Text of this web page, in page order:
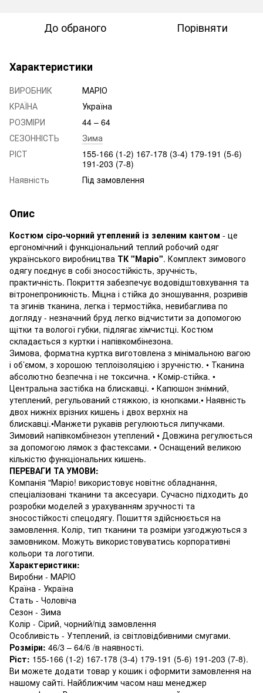
До обраного Порівняти
Характеристики
ВИРОБНИК
МАРІО
КРАЇНА
Україна
РОЗМІРИ
44 – 64
СЕЗОННІСТЬ
Зима
РІСТ
155-166 (1-2) 167-178 (3-4) 179-191 (5-6)
191-203 (7-8)
Наявність
Під замовлення
Опис
Костюм сіро-чорний утеплений із зеленим кантом - це
ергономічний і функціональний теплий робочий одяг
українського виробництва ТК "Маріо". Комплект зимового
одягу поєднує в собі зносостійкість, зручність,
практичність. Покриття забезпечує водовідштовхування та
вітронепроникність. Міцна і стійка до зношування, розривів
та згинів тканина, легка і термостійка, невибаглива по
догляду - незначний бруд легко відчистити за допомогою
щітки та вологої губки, підлягає хімчистці. Костюм
складається з куртки і напівкомбінезона.
Зимова, форматна куртка виготовлена з мінімальною вагою
і об’ємом, з хорошою теплоізоляцією і зручністю. • Тканина
абсолютно безпечна і не токсична. • Комір-стійка. •
Центральна застібка на блискавці. • Капюшон знімний,
утеплений, регульований стяжкою, із кнопками.• Наявність
двох нижніх врізних кишень і двох верхніх на
блискавці.•Манжети рукавів регулюються липучками.
Зимовий напівкомбінезон утеплений • Довжина регулюється
за допомогою лямок з фастексами. • Оснащений великою
кількістю функціональних кишень.
ПЕРЕВАГИ ТА УМОВИ:
Компанія "Маріо! використовує новітнє обладнання,
спеціалізовані тканини та аксесуари. Сучасно підходить до
розробки моделей з урахуванням зручності та
зносостійкості спецодягу. Пошиття здійснюється на
замовлення. Колір, тип тканини та розміри узгоджуються з
замовником. Можуть використовуватись корпоративні
кольори та логотипи.
Характеристики:
Виробни - МАРІО
Країна - Україна
Стать - Чоловіча
Сезон - Зима
Колір - Сірий, чорний/під замовлення
Особливість - Утеплений, із світловідбивними смугами.
Розміри: 46/3 – 64/6 /в наявності.
Ріст: 155-166 (1-2) 167-178 (3-4) 179-191 (5-6) 191-203 (7-8).
Ви можете додати товар у кошик і оформити замовлення на
нашому сайті. Найближчим часом наш менеджер